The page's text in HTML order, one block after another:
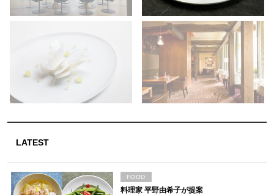
LATEST
料理家 平野由希子が提案
FOOD